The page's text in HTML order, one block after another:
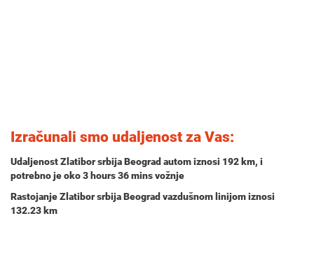
Izračunali smo udaljenost za Vas:
Udaljenost Zlatibor srbija Beograd autom iznosi 192 km, i
potrebno je oko3 hours 36 minsvožnje
Rastojanje Zlatibor srbija Beograd vazdušnom linijom iznosi
132.23 km